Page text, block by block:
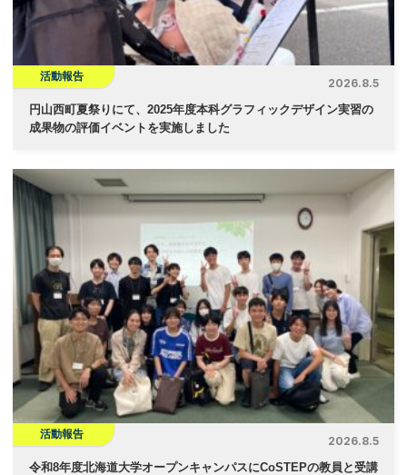
ン
活動報告
2026.8.5
円山西町夏祭りにて、2025年度本科グラフィックデザイン実習の
成果物の評価イベントを実施しました
活動報告
2026.8.5
令和8年度北海道大学オープンキャンパスにCoSTEPの教員と受講